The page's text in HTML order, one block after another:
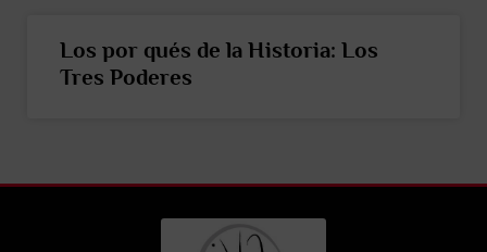
Los por qués de la Historia: Los
Tres Poderes